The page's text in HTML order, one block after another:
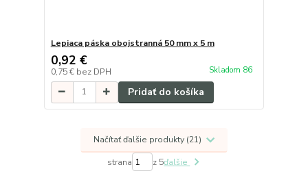
Lepiaca páska obojstranná 50 mm x 5 m
0,92 €
0,75 € bez DPH Skladom 86
Pridať do košíka
Načítať ďalšie produkty (21)
strana z 5ďalšie